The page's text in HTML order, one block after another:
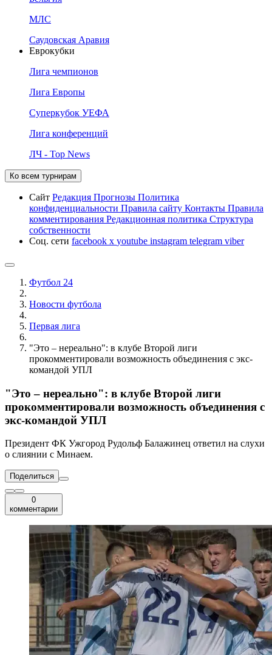
МЛС
Саудовская Аравия
Еврокубки
Лига чемпионов
Лига Европы
Суперкубок УЕФА
Лига конференций
ЛЧ - Top News
Ко всем турнирам
Сайт Редакция Прогнозы Политика
конфиденциальности Правила сайту Контакты Правила
комментирования Редакционная политика Структура
собственности
Соц. сети facebook x youtube instagram telegram viber
Футбол 24
Новости футбола
Первая лига
"Это – нереально": в клубе Второй лиги
прокомментировали возможность объединения с экс-
командой УПЛ
"Это – нереально": в клубе Второй лиги
прокомментировали возможность объединения с
экс-командой УПЛ
Президент ФК Ужгород Рудольф Балажинец ответил на слухи
о слиянии с Минаем.
Поделиться
0
комментарии